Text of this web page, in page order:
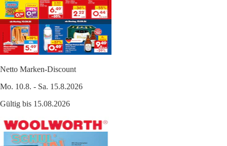
Netto Marken-Discount
Mo. 10.8. - Sa. 15.8.2026
Gültig bis 15.08.2026